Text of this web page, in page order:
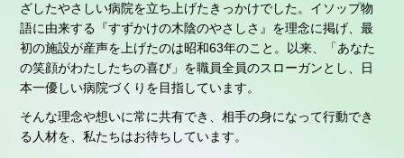
ざしたやさしい病院を立ち上げたきっかけでした。イソップ物
語に由来する『すずかけの木陰のやさしさ』を理念に掲げ、最
初の施設が産声を上げたのは昭和63年のこと。以来、「あなた
の笑顔がわたしたちの喜び」を職員全員のスローガンとし、日
本一優しい病院づくりを目指しています。
そんな理念や想いに常に共有でき、相手の身になって行動でき
る人材を、私たちはお待ちしています。